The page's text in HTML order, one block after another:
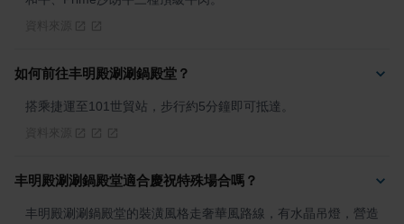
如何前往丰明殿涮涮鍋殿堂？
搭乘捷運至101世貿站，步行約5分鐘即可抵達。
丰明殿涮涮鍋殿堂適合慶祝特殊場合嗎？
丰明殿涮涮鍋殿堂的裝潢風格走奢華風路線，有水晶吊燈，營造